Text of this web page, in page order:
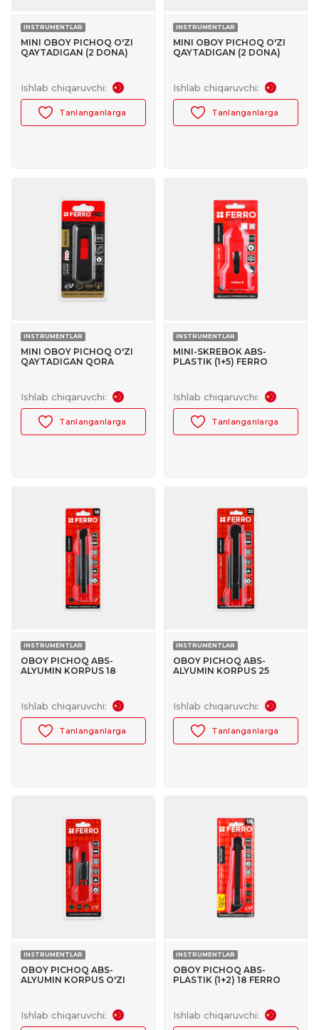
INSTRUMENTLAR
MINI OBOY PICHOQ O'ZI
QAYTADIGAN (2 DONA)
Ishlab chiqaruvchi:
Tanlanganlarga
INSTRUMENTLAR
MINI OBOY PICHOQ O'ZI
QAYTADIGAN (2 DONA)
Ishlab chiqaruvchi:
Tanlanganlarga
INSTRUMENTLAR
MINI OBOY PICHOQ O'ZI
QAYTADIGAN QORA
Ishlab chiqaruvchi:
Tanlanganlarga
INSTRUMENTLAR
MINI-SKREBOK ABS-
PLASTIK (1+5) FERRO
Ishlab chiqaruvchi:
Tanlanganlarga
INSTRUMENTLAR
OBOY PICHOQ ABS-
ALYUMIN KORPUS 18
Ishlab chiqaruvchi:
Tanlanganlarga
INSTRUMENTLAR
OBOY PICHOQ ABS-
ALYUMIN KORPUS 25
Ishlab chiqaruvchi:
Tanlanganlarga
INSTRUMENTLAR
OBOY PICHOQ ABS-
ALYUMIN KORPUS O'ZI
Ishlab chiqaruvchi:
INSTRUMENTLAR
OBOY PICHOQ ABS-
PLASTIK (1+2) 18 FERRO
Ishlab chiqaruvchi: